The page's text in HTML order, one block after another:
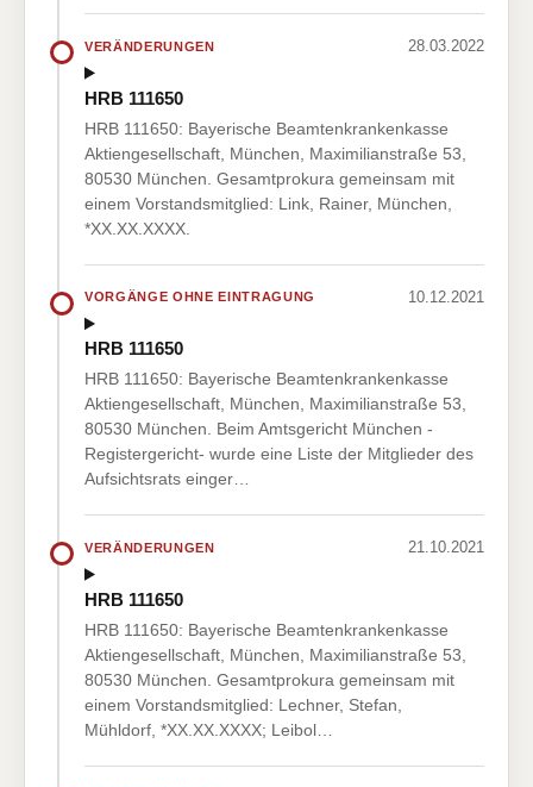
VERÄNDERUNGEN 28.03.2022
HRB 111650
HRB 111650: Bayerische Beamtenkrankenkasse
Aktiengesellschaft, München, Maximilianstraße 53,
80530 München. Gesamtprokura gemeinsam mit
einem Vorstandsmitglied: Link, Rainer, München,
*XX.XX.XXXX.
VORGÄNGE OHNE EINTRAGUNG 10.12.2021
HRB 111650
HRB 111650: Bayerische Beamtenkrankenkasse
Aktiengesellschaft, München, Maximilianstraße 53,
80530 München. Beim Amtsgericht München -
Registergericht- wurde eine Liste der Mitglieder des
Aufsichtsrats einger…
VERÄNDERUNGEN 21.10.2021
HRB 111650
HRB 111650: Bayerische Beamtenkrankenkasse
Aktiengesellschaft, München, Maximilianstraße 53,
80530 München. Gesamtprokura gemeinsam mit
einem Vorstandsmitglied: Lechner, Stefan,
Mühldorf, *XX.XX.XXXX; Leibol…